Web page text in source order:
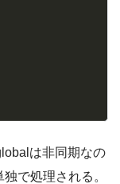
は非同期なの
で処理される。